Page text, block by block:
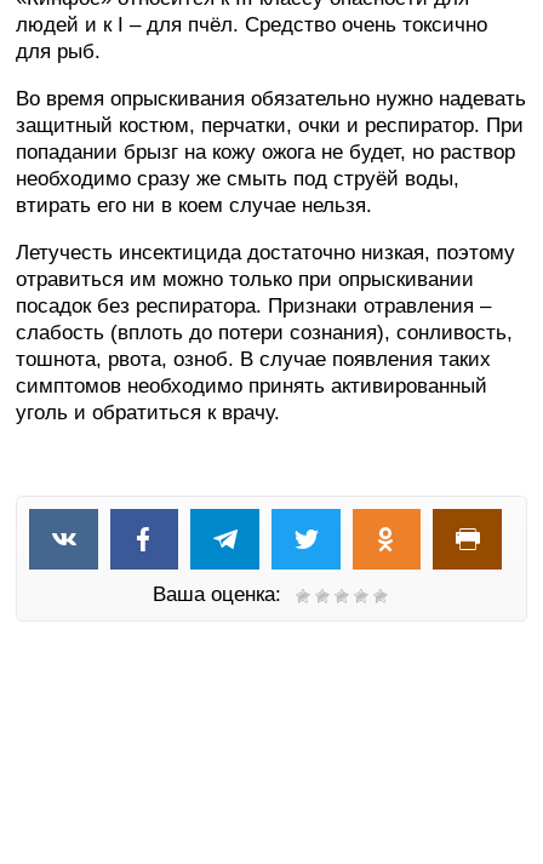
людей и к I – для пчёл. Средство очень токсично
для рыб.
Во время опрыскивания обязательно нужно надевать
защитный костюм, перчатки, очки и респиратор. При
попадании брызг на кожу ожога не будет, но раствор
необходимо сразу же смыть под струёй воды,
втирать его ни в коем случае нельзя.
Летучесть инсектицида достаточно низкая, поэтому
отравиться им можно только при опрыскивании
посадок без респиратора. Признаки отравления –
слабость (вплоть до потери сознания), сонливость,
тошнота, рвота, озноб. В случае появления таких
симптомов необходимо принять активированный
уголь и обратиться к врачу.
Ваша оценка: